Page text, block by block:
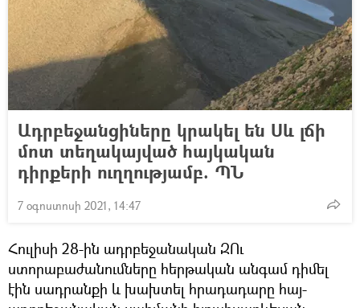
Ադրբեջանցիները կրակել են Սև լճի
մոտ տեղակայված հայկական
դիրքերի ուղղությամբ. ՊՆ
7 օգոստոսի 2021, 14:47
Հուլիսի 28-ին ադրբեջանական ԶՈւ
ստորաբաժանումները հերթական անգամ դիմել
էին սադրանքի և խախտել հրադադարը հայ-